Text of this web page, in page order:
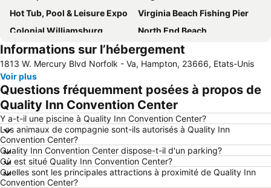
Hot Tub, Pool & Leisure Expo
Virginia Beach Fishing Pier
Colonial Williamsburg
North End Beach
Nauticus
17 Downtown Norfolk-NET Free Ride - The Downtown Loop
Busch Gardens Williamsburg
Chesapeake Bay Bridge-Tunnel
Town Point Park
Newport News/Williamsburg International Airport
First Landing State Park
Virginia Fire Chiefs Mid-Atlantic Expo & Symposium
Virginia DECA State Leadership Conference
Patriotic Festival
The Bead Mercantile Shows
Virginia is for Lovers 14K
Aquarium et Centre Scientifique de Virginie
Informations sur l’hébergement
1813 W. Mercury Blvd Norfolk - Va, Hampton, 23666, Etats-Unis
Voir plus
Questions fréquemment posées à propos de
Quality Inn Convention Center
Y a-t-il une piscine à Quality Inn Convention Center?
Les animaux de compagnie sont-ils autorisés à Quality Inn
Convention Center?
Quality Inn Convention Center dispose-t-il d'un parking?
Où est situé Quality Inn Convention Center?
Quelles sont les principales attractions à proximité de Quality Inn
Convention Center?